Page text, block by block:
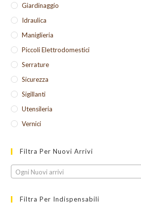
Giardinaggio
Idraulica
Maniglieria
Piccoli Elettrodomestici
Serrature
Sicurezza
Sigillanti
Utensileria
Vernici
Filtra Per Nuovi Arrivi
Ogni Nuovi arrivi
Filtra Per Indispensabili